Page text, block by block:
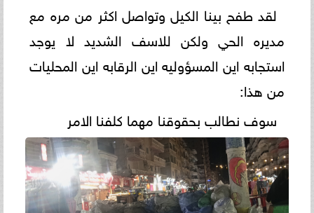
لقد طفح بينا الكيل وتواصل اكثر من مره مع
مديره الحي ولكن للاسف الشديد لا يوجد
استجابه اين المسؤوليه اين الرقابه اين المحليات
من هذا:
سوف نطالب بحقوقنا مهما كلفنا الامر